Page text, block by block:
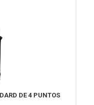
DE 4 PUNTOS